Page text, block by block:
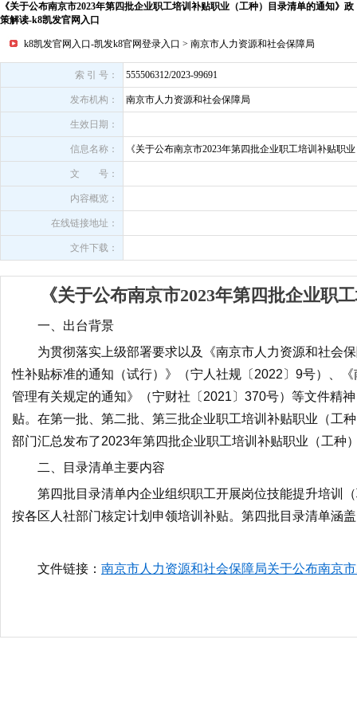
《关于公布南京市2023年第四批企业职工培训补贴职业（工种）目录清单的通知》政
策解读-k8凯发官网入口
k8凯发官网入口-凯发k8官网登录入口 > 南京市人力资源和社会保障局
索 引 号： 555506312/2023-99691
发布机构： 南京市人力资源和社会保障局
生效日期：
信息名称： 《关于公布南京市2023年第四批企业职工培训补贴职
文 号：
内容概览：
在线链接地址：
文件下载：
《关于公布南京市2023年第四批企业职
一、出台背景
为贯彻落实上级部署要求以及《南京市人力资源和社会
性补贴标准的通知（试行）》（宁人社规〔2022〕9号）、
管理有关规定的通知》（宁财社〔2021〕370号）等文件精
贴。在第一批、第二批、第三批企业职工培训补贴职业（工
部门汇总发布了2023年第四批企业职工培训补贴职业（工种
二、目录清单主要内容
第四批目录清单内企业组织职工开展岗位技能提升培训
按各区人社部门核定计划申领培训补贴。第四批目录清单涵
文件链接： 南京市人力资源和社会保障局关于公布南京